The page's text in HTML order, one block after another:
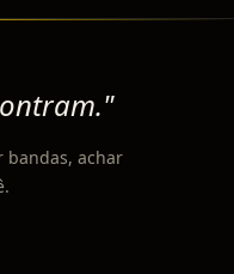
bandas, achar